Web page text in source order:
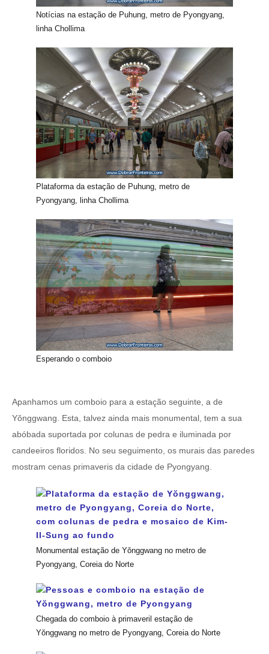
Notícias na estação de Puhung, metro de Pyongyang,
linha Chollima
Plataforma da estação de Puhung, metro de
Pyongyang, linha Chollima
Esperando o comboio
Apanhamos um comboio para a estação seguinte, a de
Yŏnggwang. Esta, talvez ainda mais monumental, tem a sua
abóbada suportada por colunas de pedra e iluminada por
candeeiros floridos. No seu seguimento, os murais das paredes
mostram cenas primaveris da cidade de Pyongyang.
Monumental estação de Yŏnggwang no metro de
Pyongyang, Coreia do Norte
Chegada do comboio à primaveril estação de
Yŏnggwang no metro de Pyongyang, Coreia do Norte